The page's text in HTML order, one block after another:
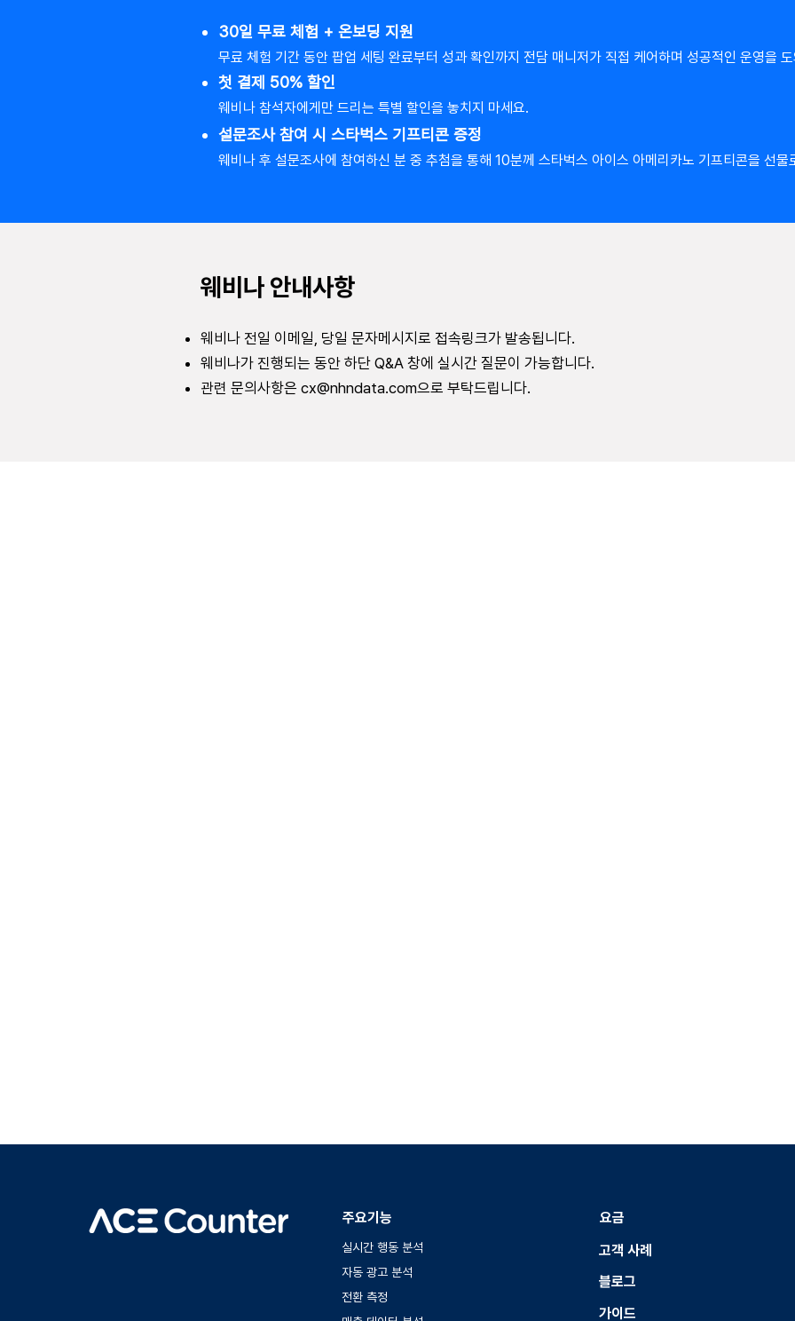
30일 무료 체험 + 온보딩 지원
무료 체험 기간 동안 팝업 세팅 완료부터 성과 확인까지 전담 매니저가 직접 케어하며 성공적인 운영을
첫 결제 50% 할인
웨비나 참석자에게만 드리는 특별 할인을 놓치지 마세요.
설문조사 참여 시 스타벅스 기프티콘 증정
웨비나 후 설문조사에 참여하신 분 중 추첨을 통해 10분께 스타벅스 아이스 아메리카노 기프티콘을 선물
웨비나 안내사항
웨비나 전일 이메일, 당일 문자메시지로 접속링크가 발송됩니다.
웨비나가 진행되는 동안 하단 Q&A 창에 실시간 질문이 가능합니다.
관련 문의사항은 cx@nhndata.com으로 부탁드립니다.
주요기능
실시간 행동 분석
자동 광고 분석
전환 측정
가이드
블로그
요금
고객 사례